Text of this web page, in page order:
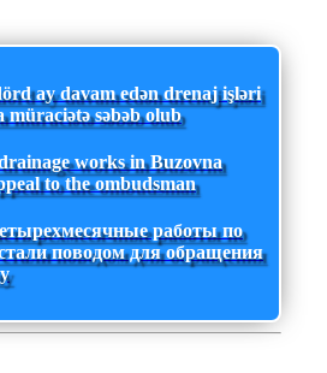
ay davam edən drenaj işləri
müraciətə səbəb olub
works in Buzovna
to the ombudsman
работы по
поводом для обращения